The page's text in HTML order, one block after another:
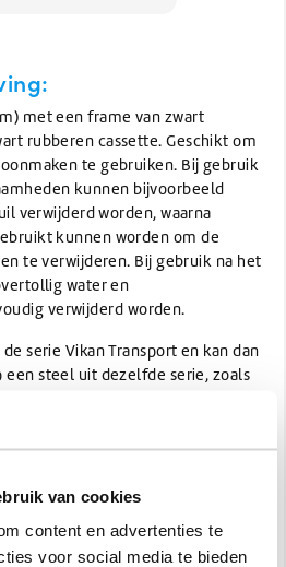
van cookies
content en advertenties te
voor social media te bieden
met een frame van zwart
rubberen cassette. Geschikt om
te gebruiken. Bij gebruik
kunnen bijvoorbeeld
verwijderd worden, waarna
kunnen worden om de
te verwijderen. Bij gebruik na het
water en
verwijderd worden.
serie Vikan Transport en kan dan
een steel uit dezelfde serie, zoals
gemakkelijk
is bestand tegen temperaturen